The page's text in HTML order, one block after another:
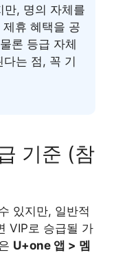
만, 명의 자체를
휴 혜택을 공
론 등급 자체
다는 점, 꼭 기
기준 (참
있지만, 일반적
VIP로 승급될 가
U+one 앱 > 멤